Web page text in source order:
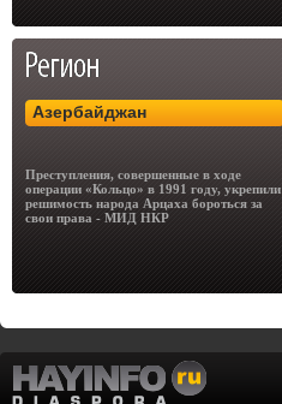
Азербайджан
Преступления, совершенные в ходе
операции «Кольцо» в 1991 году, укрепили
решимость народа Арцаха бороться за
свои права - МИД НКР